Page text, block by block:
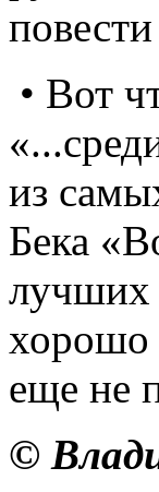
• Вот
из
Бека
лучших
хорошо
еще не
©